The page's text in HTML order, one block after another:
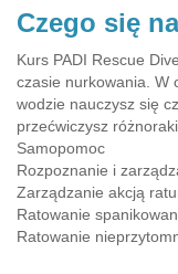
Czego się
Kurs PADI Rescue
czasie nurkowania. W
wodzie nauczysz się
przećwiczysz
Samopomoc
Rozpoznanie i
Zarządzanie akcją
Ratowanie
Ratowanie